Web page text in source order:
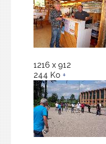
1216 x 912
244 Ko +